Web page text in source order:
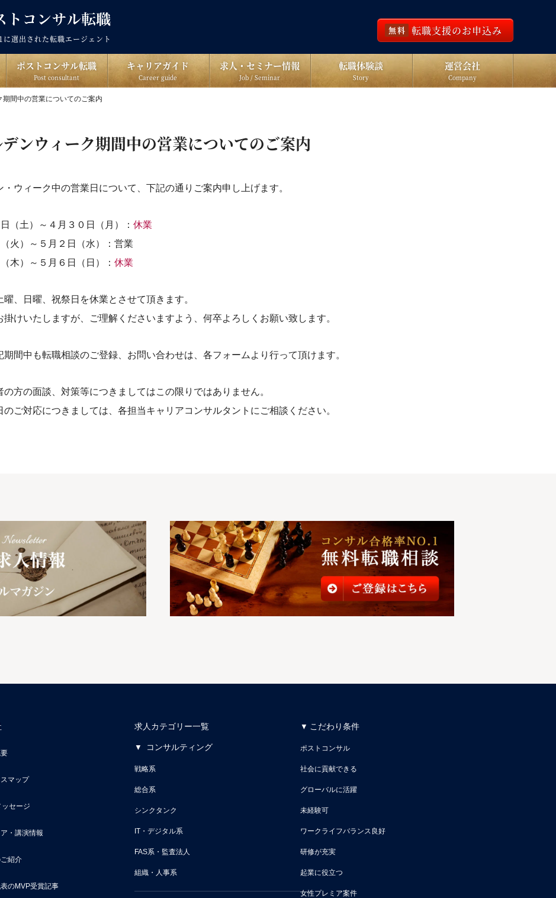
選出された転職エージェント
無料 転職支援のお申込み
ポストコンサル転職
Post consultant
キャリアガイド
Career guide
求人・セミナー情報
Job / Seminar
転職体験談
Story
運営会社
Company
期間中の営業についてのご案内
ンウィーク期間中の営業についてのご案内
・ウィーク中の営業日について、下記の通りご案内申し上げます。
（土）～４月３０日（月）： 休業
火）～５月２日（水）：営業
木）～５月６日（日）： 休業
、日曜、祝祭日を休業とさせて頂きます。
掛けいたしますが、ご理解くださいますよう、何卒よろしくお願い致します。
間中も転職相談のご登録、お問い合わせは、各フォームより行って頂けます。
方の面談、対策等につきましてはこの限りではありません。
のご対応につきましては、各担当キャリアコンサルタントにご相談ください。
マップ
セージ
・講演情報
紹介
のMVP受賞記事
求人カテゴリー一覧
コンサルティング
戦略系
総合系
シンクタンク
IT・デジタル系
FAS系・監査法人
組織・人事系
こだわり条件
ポストコンサル
社会に貢献できる
グローバルに活躍
未経験可
ワークライフバランス良好
研修が充実
起業に役立つ
女性プレミア案件